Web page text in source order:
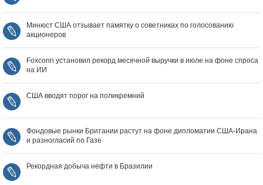
Минюст США отзывает памятку о советниках по голосованию
акционеров
Foxconn установил рекорд месячной выручки в июле на фоне спроса
на ИИ
США вводят порог на поликремний
Фондовые рынки Британии растут на фоне дипломатии США‑Ирана
и разногласий по Газе
Рекордная добыча нефти в Бразилии